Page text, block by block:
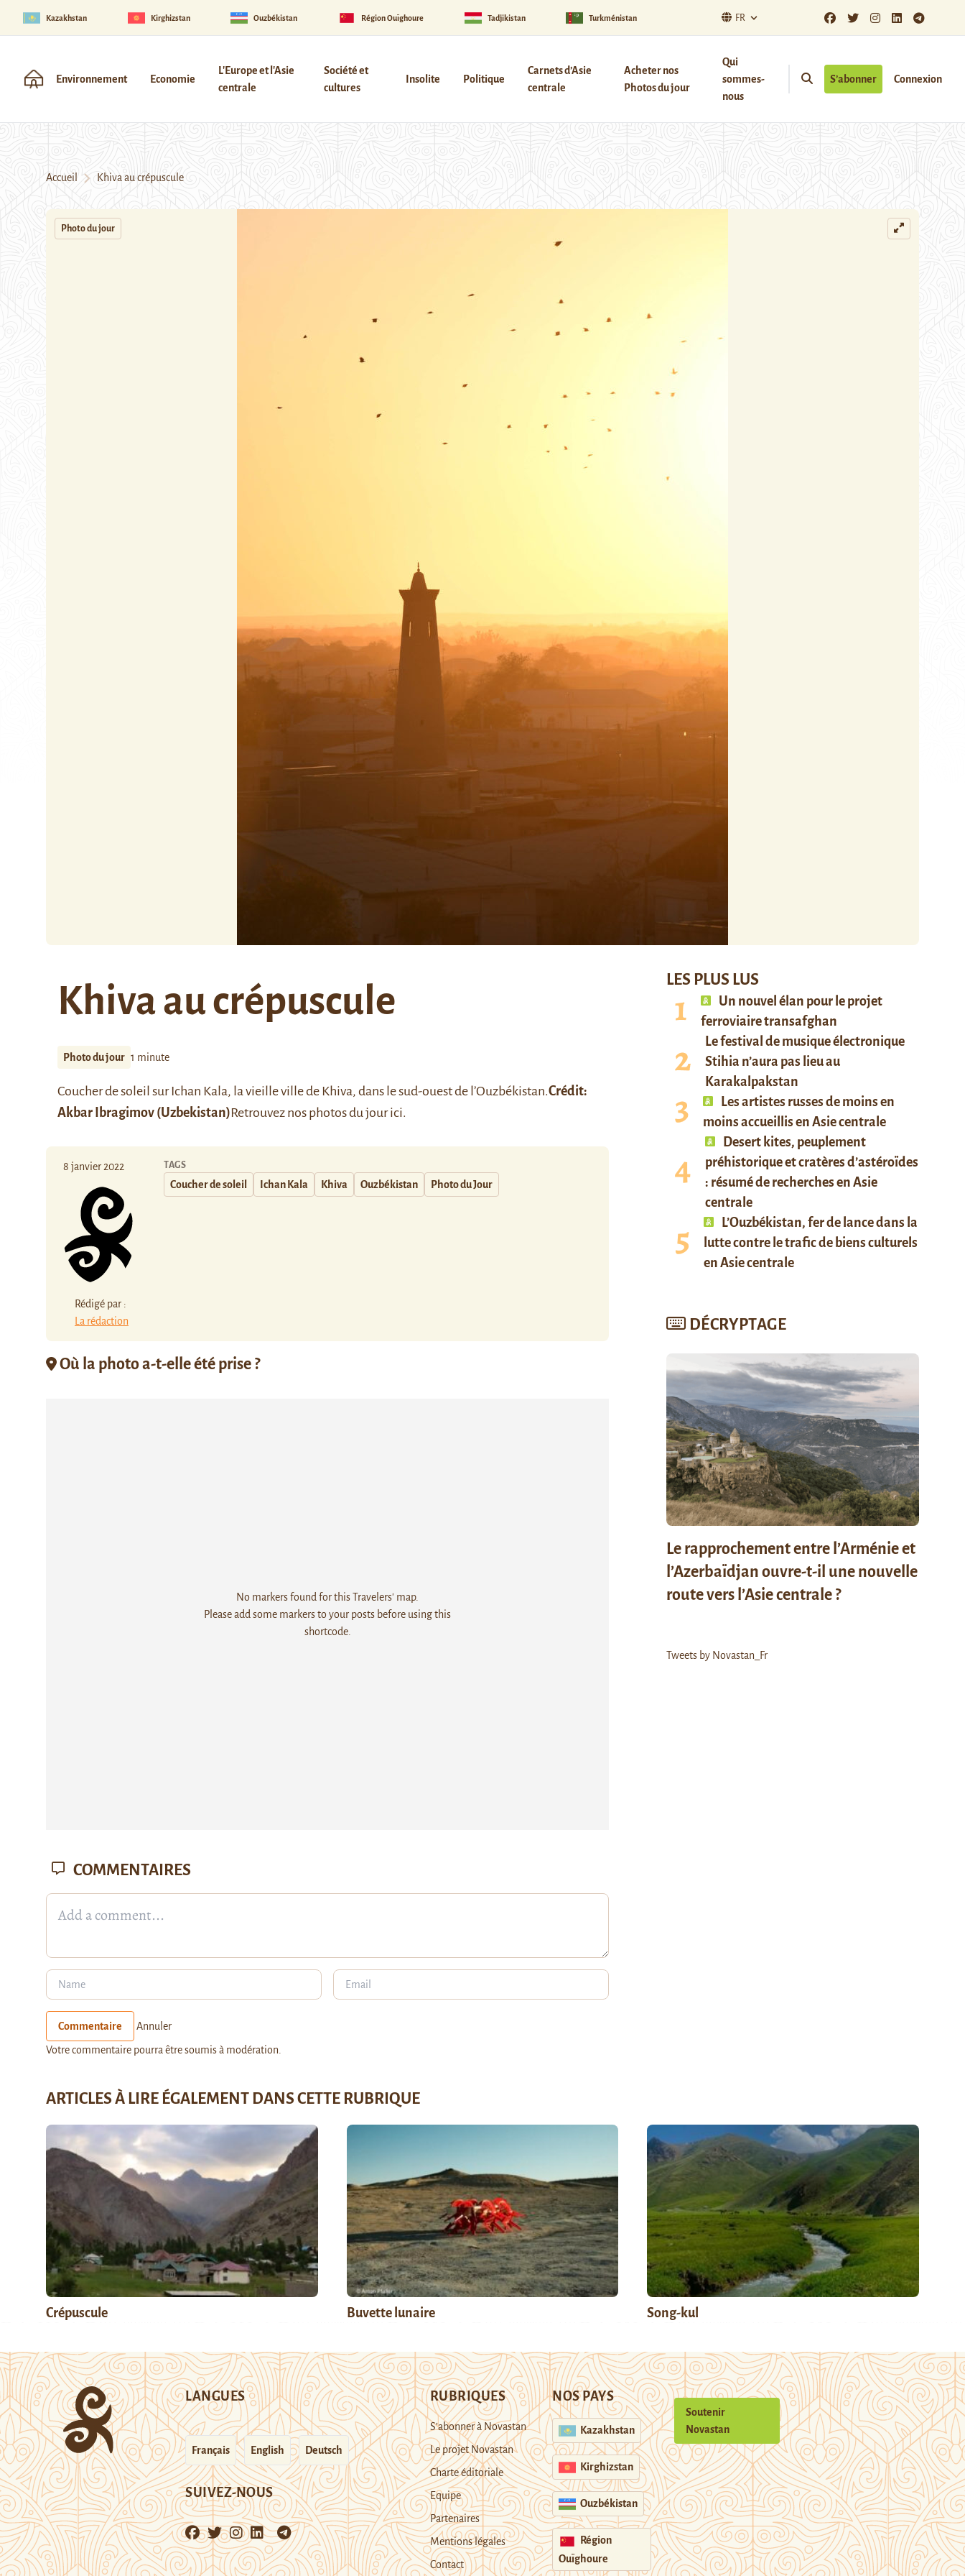
Kazakhstan Kirghizstan Ouzbékistan Région Ouïghoure Tadjikistan Turkménistan FR
Environnement Economie
L'Europe et l'Asie
centrale
Société et
cultures
Insolite Politique
Carnets d’Asie
centrale
Acheter nos
Photos du jour
Qui
sommes-
nous
S’abonner Connexion
Accueil Khiva au crépuscule
Photo du jour
Khiva au crépuscule
Photo du jour 1 minute
Coucher de soleil sur Ichan Kala, la vieille ville de Khiva, dans le sud-ouest de l’Ouzbékistan.Crédit:
Akbar Ibragimov (Uzbekistan)Retrouvez nos photos du jourici.
8 janvier 2022
Rédigé par :
La rédaction
TAGS
Coucher de soleil Ichan Kala Khiva Ouzbékistan Photo du Jour
Où la photo a-t-elle été prise ?
No markers found for this Travelers' map.
Please add some markers to your posts before using this
shortcode.
LES PLUS LUS
Un nouvel élan pour le projet
ferroviaire transafghan
Le festival de musique électronique
Stihia n’aura pas lieu au
Karakalpakstan
Les artistes russes de moins en
moins accueillis en Asie centrale
Desert kites, peuplement
préhistorique et cratères d’astéroïdes
: résumé de recherches en Asie
centrale
L’Ouzbékistan, fer de lance dans la
lutte contre le trafic de biens culturels
en Asie centrale
DÉCRYPTAGE
Le rapprochement entre l’Arménie et
l’Azerbaïdjan ouvre-t-il une nouvelle
route vers l’Asie centrale ?
Tweets by Novastan_Fr
COMMENTAIRES
Commentaire Annuler
Votre commentaire pourra être soumis à modération.
ARTICLES À LIRE ÉGALEMENT DANS CETTE RUBRIQUE
Crépuscule Buvette lunaire Song-kul
LANGUES
Français English Deutsch
SUIVEZ-NOUS
RUBRIQUES
S’abonner à Novastan
Le projet Novastan
Charte éditoriale
Equipe
Partenaires
Mentions légales
Contact
NOS PAYS
Kazakhstan
Kirghizstan
Ouzbékistan
Région
Ouïghoure
Soutenir
Novastan